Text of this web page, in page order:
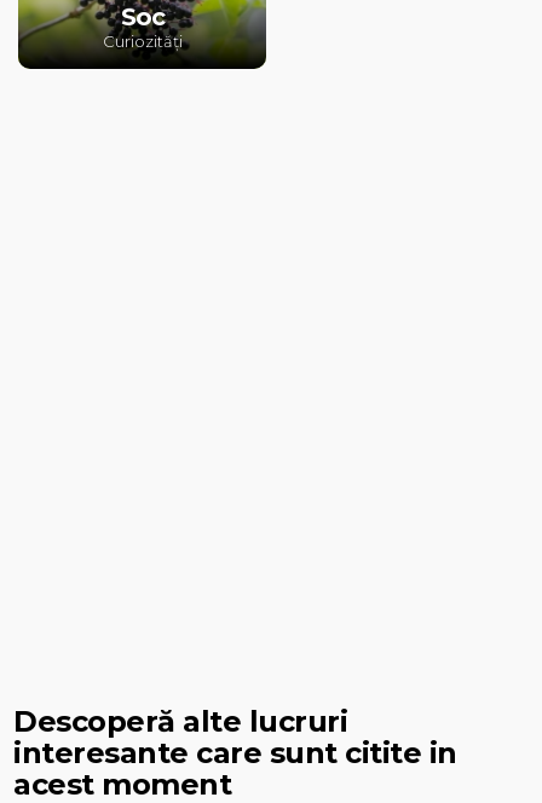
Soc
Curiozități
Descoperă alte lucruri
interesante care sunt citite in
acest moment